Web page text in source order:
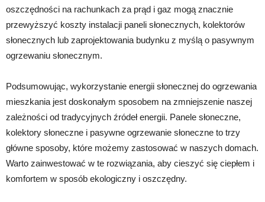
oszczędności na rachunkach za prąd i gaz mogą znacznie
przewyższyć koszty instalacji paneli słonecznych, kolektorów
słonecznych lub zaprojektowania budynku z myślą o pasywnym
ogrzewaniu słonecznym.
Podsumowując, wykorzystanie energii słonecznej do ogrzewania
mieszkania jest doskonałym sposobem na zmniejszenie naszej
zależności od tradycyjnych źródeł energii. Panele słoneczne,
kolektory słoneczne i pasywne ogrzewanie słoneczne to trzy
główne sposoby, które możemy zastosować w naszych domach.
Warto zainwestować w te rozwiązania, aby cieszyć się ciepłem i
komfortem w sposób ekologiczny i oszczędny.